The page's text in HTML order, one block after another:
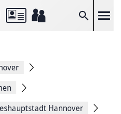
Suche
Hannover